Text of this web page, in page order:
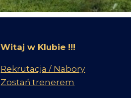
Witaj w Klubie !!!
Rekrutacja / Nabory
Zostań trenerem